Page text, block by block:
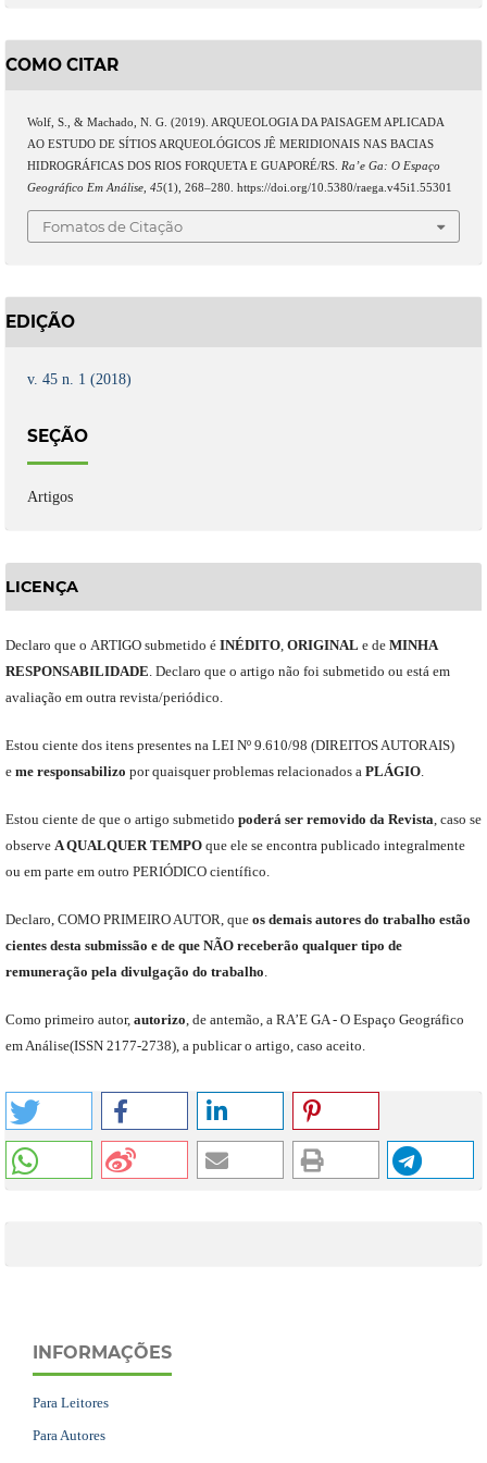
COMO CITAR
Wolf, S., & Machado, N. G. (2019). ARQUEOLOGIA DA PAISAGEM APLICADA
AO ESTUDO DE SÍTIOS ARQUEOLÓGICOS JÊ MERIDIONAIS NAS BACIAS
HIDROGRÁFICAS DOS RIOS FORQUETA E GUAPORÉ/RS. Ra’e Ga: O Espaço
Geográfico Em Análise, 45(1), 268–280. https://doi.org/10.5380/raega.v45i1.55301
Fomatos de Citação
EDIÇÃO
v. 45 n. 1 (2018)
SEÇÃO
Artigos
LICENÇA
Declaro que o ARTIGO submetido é INÉDITO, ORIGINAL ede MINHA
RESPONSABILIDADE. Declaro que o artigo não foi submetido ou está em
avaliação em outra revista/periódico.
Estou ciente dos itens presentes na LEI Nº 9.610/98 (DIREITOS AUTORAIS)
e meresponsabilizo por quaisquer problemas relacionados a PLÁGIO.
Estou ciente de que o artigo submetido poderá ser removido da Revista,caso se
observe A QUALQUER TEMPOque elese encontra publicado integralmente
ou em parte em outro PERIÓDICOcientífico.
Declaro, COMO PRIMEIRO AUTOR,que os demais autores do trabalho estão
cientes desta submissão e de que NÃOreceberão qualquer tipo de
remuneração pela divulgação do trabalho.
Como primeiro autor, autorizo, de antemão, a RA’E GA - O Espaço Geográfico
em Análise(ISSN 2177-2738), a publicar o artigo, caso aceito.
INFORMAÇÕES
Para Leitores
Para Autores